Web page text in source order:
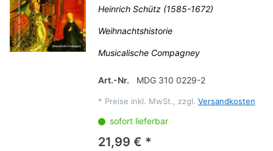
Heinrich Schütz (1585-1672)
Weihnachtshistorie
Musicalische Compagney
Art.-Nr. MDG 310 0229-2
* Preise inkl. MwSt., zzgl. Versandkosten
sofort lieferbar
21,99 € *